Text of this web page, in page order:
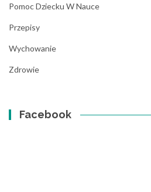
Pomoc Dziecku W Nauce
Przepisy
Wychowanie
Zdrowie
Facebook